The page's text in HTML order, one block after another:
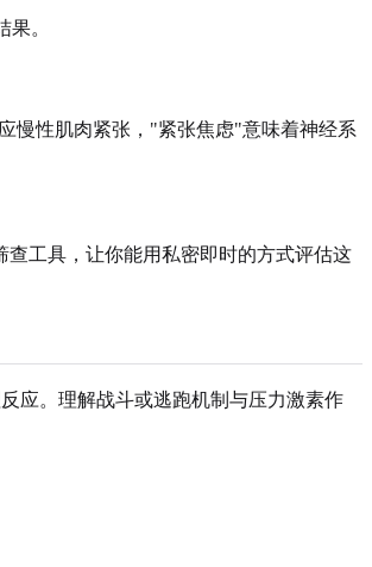
。
慢性肌肉紧张，"紧张焦虑"意味着神经系
工具，让你能用私密即时的方式评估这
应。理解战斗或逃跑机制与压力激素作